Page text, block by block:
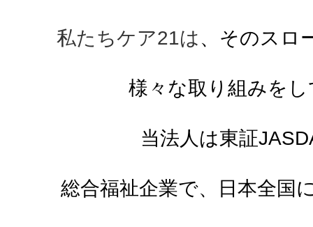
私たちケア21は、そのスロ
様々な取り組みを
当法人は東証
総合福祉企業で、 日本全国